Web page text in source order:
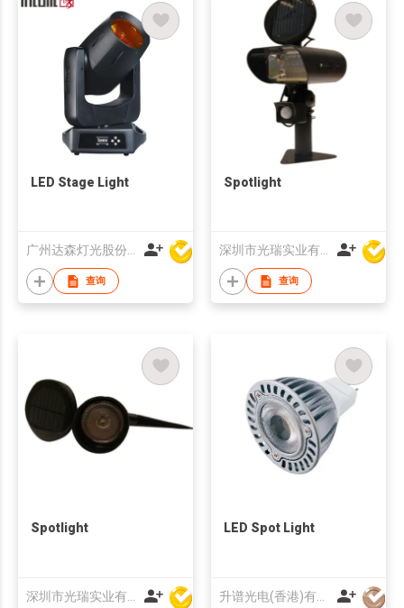
LED Stage Light
广州达森灯光股份有限公司
查询
Spotlight
深圳市光瑞实业有限公司
查询
Spotlight LED Spot Light